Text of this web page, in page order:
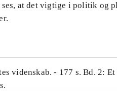
ses, at det vigtige i politik og
videnskab. - 177 s. Bd. 2: